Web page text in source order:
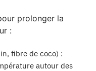
prolonger la
:
fibre de coco) :
autour des